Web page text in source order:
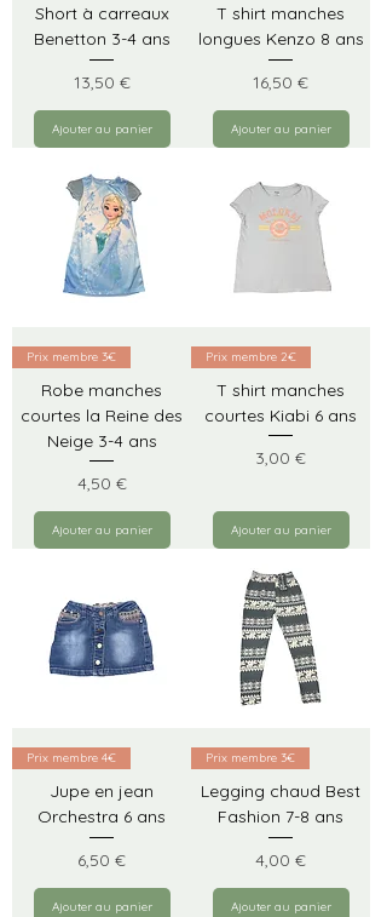
Short à carreaux
Benetton 3-4 ans
Prix
13,50 €
Ajouter au panier
T shirt manches
longues Kenzo 8 ans
Prix
16,50 €
Ajouter au panier
Prix membre 3€
Robe manches
courtes la Reine des
Neige 3-4 ans
Prix
4,50 €
Ajouter au panier
Prix membre 2€
T shirt manches
courtes Kiabi 6 ans
Prix
3,00 €
Ajouter au panier
Prix membre 4€
Jupe en jean
Orchestra 6 ans
Prix
6,50 €
Ajouter au panier
Prix membre 3€
Legging chaud Best
Fashion 7-8 ans
Prix
4,00 €
Ajouter au panier